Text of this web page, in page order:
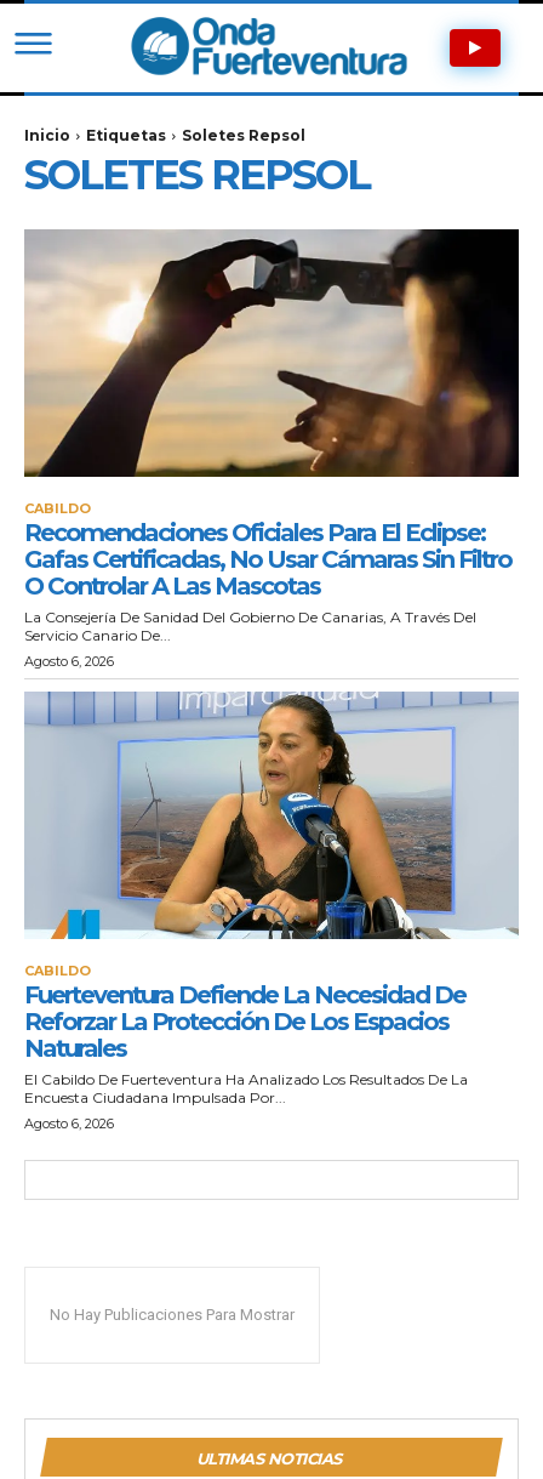
Inicio Etiquetas Soletes Repsol
SOLETES REPSOL
CABILDO
Recomendaciones Oficiales Para El Eclipse:
Gafas Certificadas, No Usar Cámaras Sin Filtro
O Controlar A Las Mascotas
La Consejería De Sanidad Del Gobierno De Canarias, A Través Del
Servicio Canario De...
Agosto 6, 2026
CABILDO
Fuerteventura Defiende La Necesidad De
Reforzar La Protección De Los Espacios
Naturales
El Cabildo De Fuerteventura Ha Analizado Los Resultados De La
Encuesta Ciudadana Impulsada Por...
Agosto 6, 2026
No Hay Publicaciones Para Mostrar
ULTIMAS NOTICIAS